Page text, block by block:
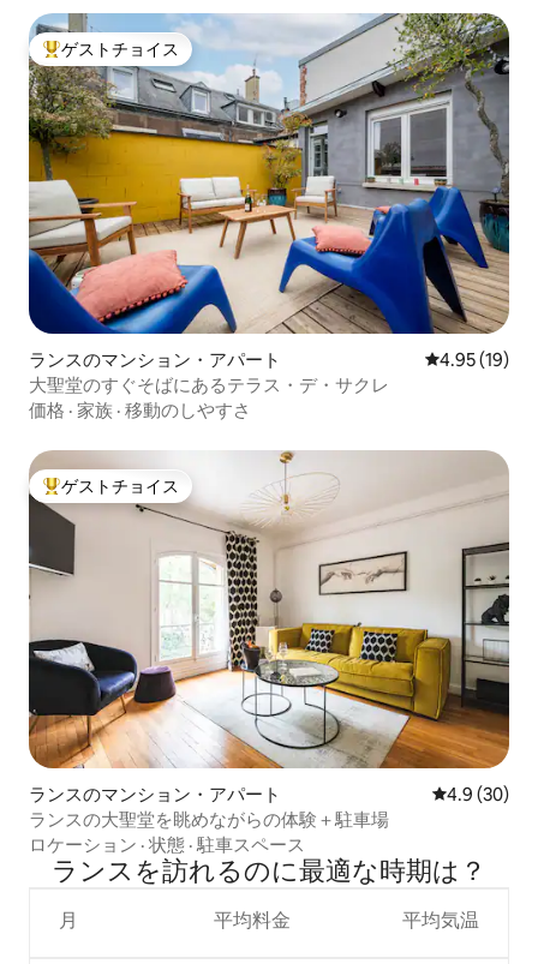
大好評のゲストチョイスです。
ゲストチョイス
ランスのマンション・アパート レビュー19
4.95 (19)
大聖堂のすぐそばにあるテラス・デ・サクレ
価格 · 家族 · 移動のしやすさ
大好評のゲストチョイスです。
ゲストチョイス
ランスのマンション・アパート レビュー30
4.9 (30)
ランスの大聖堂を眺めながらの体験＋駐車場
ロケーション · 状態 ·駐車スペース
ランスを訪⁠れ⁠るの⁠に最⁠適⁠な時⁠期⁠は⁠？
月 平均料金 平均気温